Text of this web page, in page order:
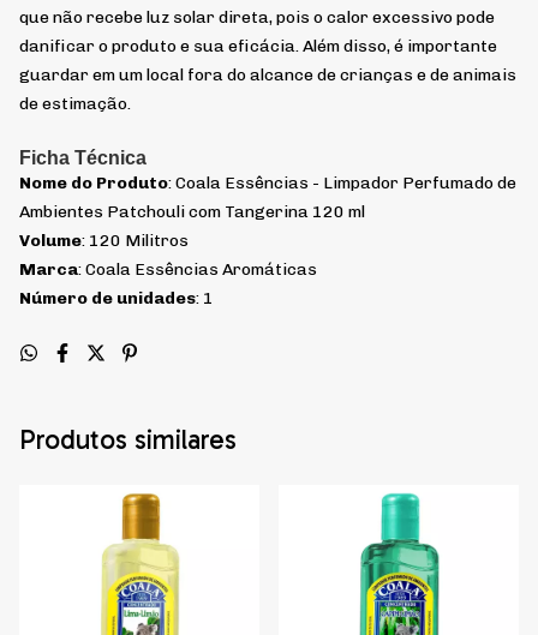
que não recebe luz solar direta, pois o calor excessivo pode
danificar o produto e sua eficácia. Além disso, é importante
guardar em um local fora do alcance de crianças e de animais
de estimação.
Ficha Técnica
Nome do Produto: Coala Essências - Limpador Perfumado de
Ambientes Patchouli com Tangerina 120 ml
Volume: 120 Militros
Marca: Coala Essências Aromáticas
Número de unidades: 1
Produtos similares